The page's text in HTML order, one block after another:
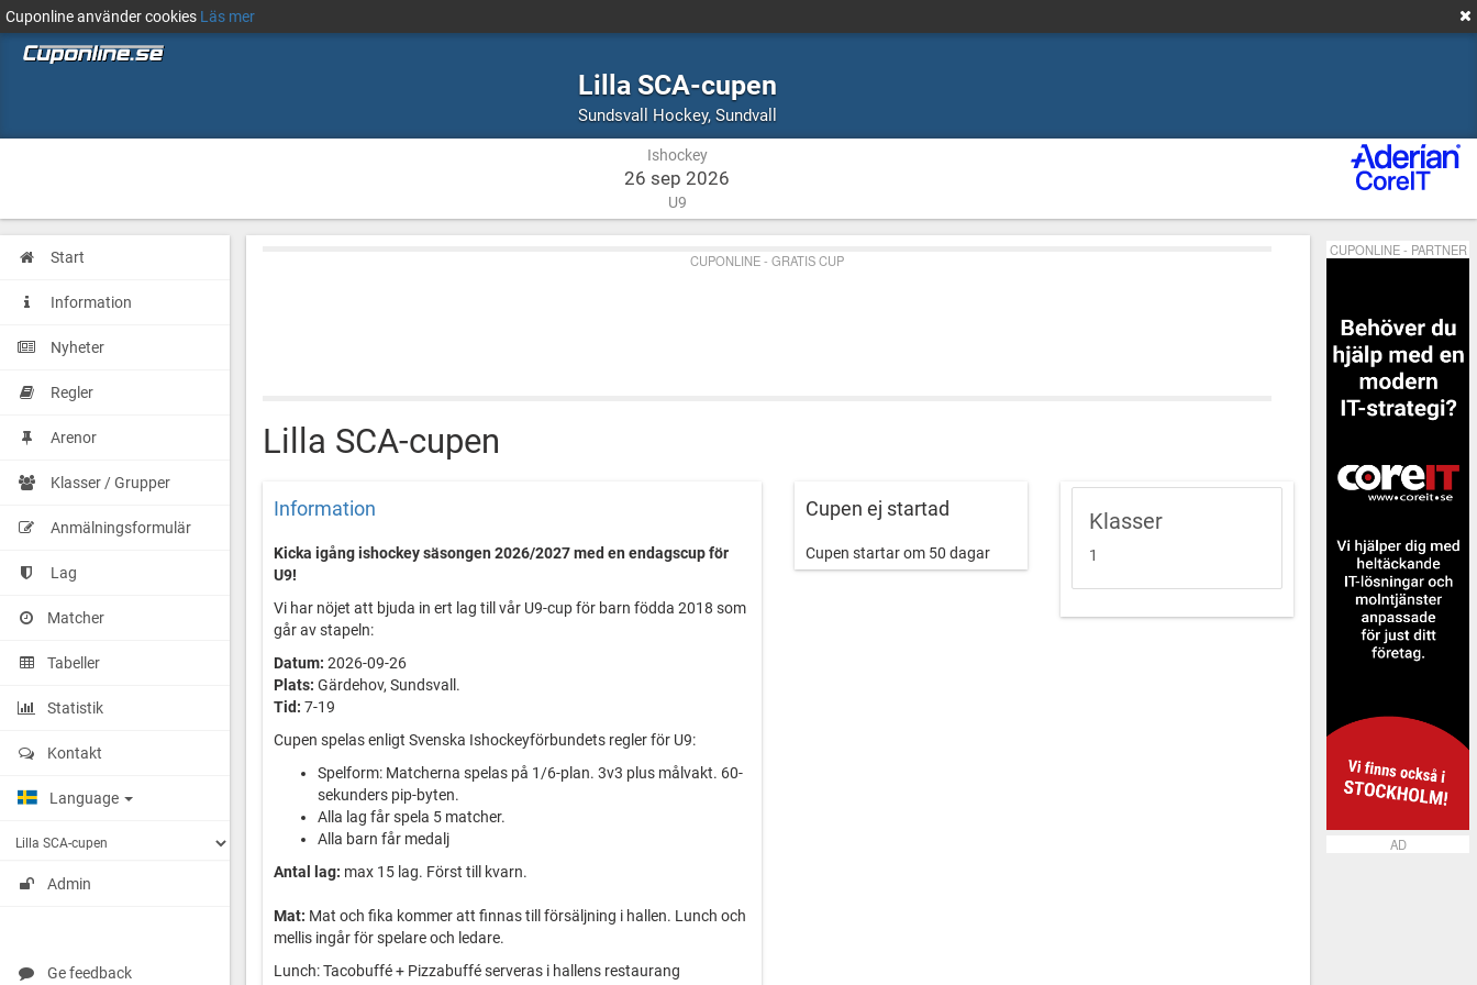
Cuponline använder cookies Läs mer
Lilla SCA-cupen
Sundsvall Hockey, Ishockey
Sundvall Sundvall
Ishockey
26 sep 2026
U9
Start
Information
Nyheter
Regler
Arenor
Klasser / Grupper
Anmälningsformulär
Lag
Matcher
Tabeller
Statistik
Kontakt
Language
Admin
Ge feedback
CUPONLINE - GRATIS CUP
Lilla SCA-cupen
Information
Kicka igång ishockey säsongen 2026/2027 med en endagscup för
U9!
Vi har nöjet att bjuda in ert lag till vår U9-cup för barn födda 2018 som
går av stapeln:
Datum: 2026-09-26
Plats: Gärdehov, Sundsvall.
Tid: 7-19
Cupen spelas enligt Svenska Ishockeyförbundets regler för U9:
Spelform: Matcherna spelas på 1/6-plan. 3v3 plus målvakt. 60-
sekunders pip-byten.
Alla lag får spela 5 matcher.
Alla barn får medalj
Antal lag: max 15 lag. Först till kvarn.
Mat: Mat och fika kommer att finnas till försäljning i hallen. Lunch och
mellis ingår för spelare och ledare.
Lunch: Tacobuffé + Pizzabuffé serveras i hallens restaurang
Cupen ej startad
Cupen startar om 50 dagar
Klasser
1
CUPONLINE - PARTNER
AD